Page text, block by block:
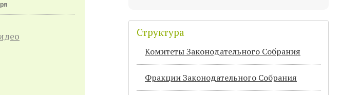
Структура
Комитеты Законодательного Собрания
Фракции Законодательного Собрания